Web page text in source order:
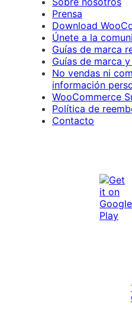
Prensa
Download
Únete a la
Guías de marca
Guías de marca
No vendas ni
información
WooCommerce
Política de
Contacto